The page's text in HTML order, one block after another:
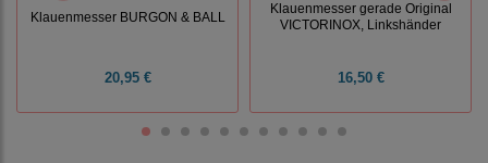
Klauenmesser BURGON & BALL
20,95 €
Klauenmesser gerade Original
VICTORINOX, Linkshänder
16,50 €